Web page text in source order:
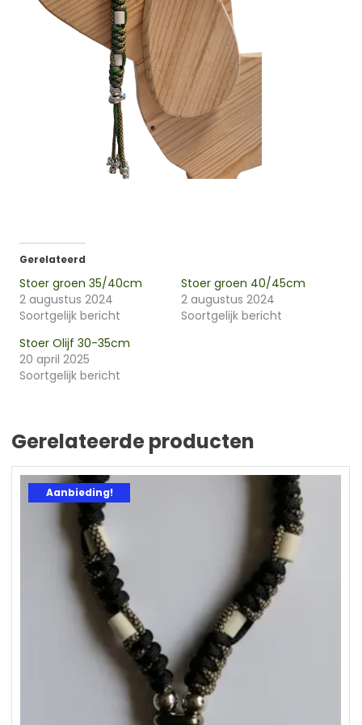
Gerelateerd
Stoer groen 35/40cm
2 augustus 2024
Soortgelijk bericht
Stoer groen 40/45cm
2 augustus 2024
Soortgelijk bericht
Stoer Olijf 30-35cm
20 april 2025
Soortgelijk bericht
Gerelateerde producten
Aanbieding!